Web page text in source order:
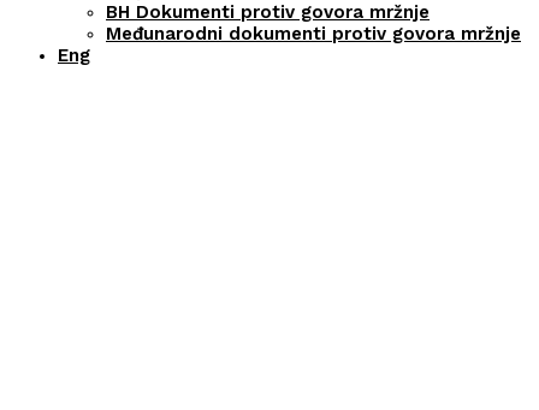
BH Dokumenti protiv govora mržnje
Međunarodni dokumenti protiv govora mržnje
Eng